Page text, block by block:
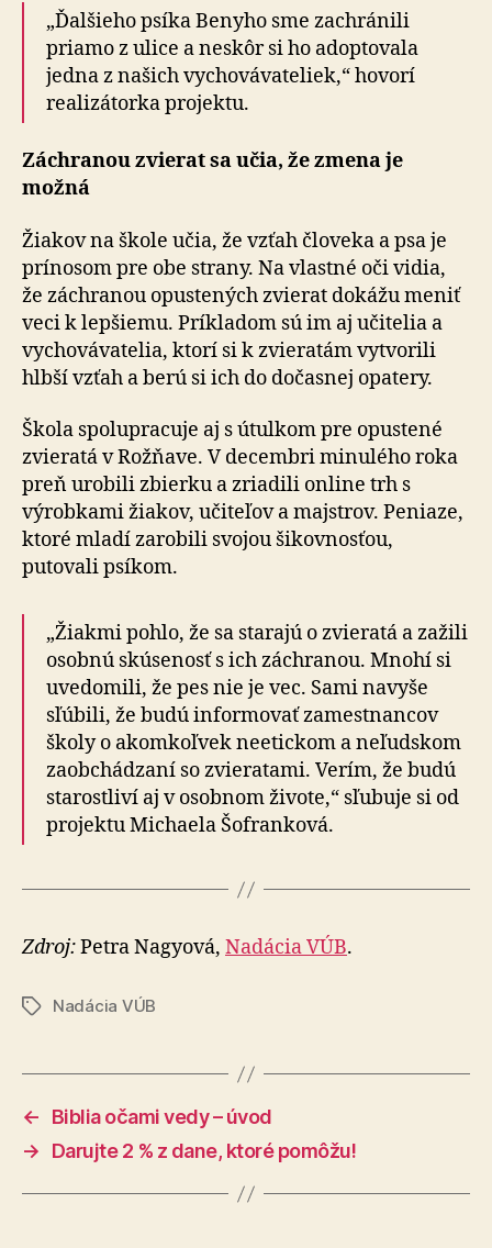
„Ďalšieho psíka Benyho sme zachránili
priamo z ulice a neskôr si ho adoptovala
jedna z našich vychovávateliek,“ hovorí
realizátorka projektu.
Záchranou zvierat sa učia, že zmena je
možná
Žiakov na škole učia, že vzťah človeka a psa je
prínosom pre obe strany. Na vlastné oči vidia,
že záchranou opustených zvierat dokážu meniť
veci k lepšiemu. Príkladom sú im aj učitelia a
vychovávatelia, ktorí si k zvieratám vytvorili
hlbší vzťah a berú si ich do dočasnej opatery.
Škola spolupracuje aj s útulkom pre opustené
zvieratá v Rožňave. V decembri minulého roka
preň urobili zbierku a zriadili online trh s
výrobkami žiakov, učiteľov a majstrov. Peniaze,
ktoré mladí zarobili svojou šikovnosťou,
putovali psíkom.
„Žiakmi pohlo, že sa starajú o zvieratá a zažili
osobnú skúsenosť s ich záchranou. Mnohí si
uvedomili, že pes nie je vec. Sami navyše
sľúbili, že budú informovať zamestnancov
školy o akomkoľvek neetickom a neľudskom
zaobchádzaní so zvieratami. Verím, že budú
starostliví aj v osobnom živote,“ sľubuje si od
projektu Michaela Šofranková.
Zdroj:Petra Nagyová, Nadácia VÚB.
ZnačkyNadácia VÚB
←
Biblia očami vedy – úvod
→
Darujte 2 % z dane, ktoré pomôžu!